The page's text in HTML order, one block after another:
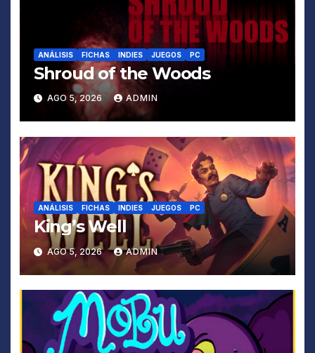
ANÁLISIS FICHAS INDIES JUEGOS PC
Shroud of the Woods
AGO 5, 2026 ADMIN
ANÁLISIS FICHAS INDIES JUEGOS PC
King’s Well
AGO 5, 2026 ADMIN